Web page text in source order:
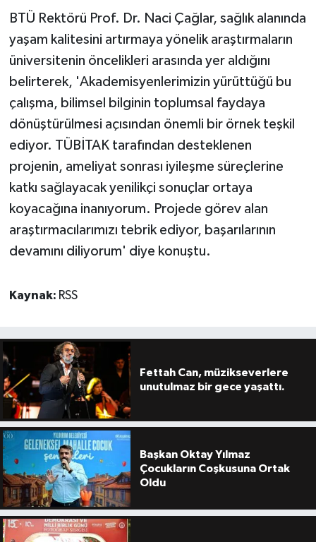
BTÜ Rektörü Prof. Dr. Naci Çağlar, sağlık alanında
yaşam kalitesini artırmaya yönelik araştırmaların
üniversitenin öncelikleri arasında yer aldığını
belirterek, 'Akademisyenlerimizin yürüttüğü bu
çalışma, bilimsel bilginin toplumsal faydaya
dönüştürülmesi açısından önemli bir örnek teşkil
ediyor. TÜBİTAK tarafından desteklenen
projenin, ameliyat sonrası iyileşme süreçlerine
katkı sağlayacak yenilikçi sonuçlar ortaya
koyacağına inanıyorum. Projede görev alan
araştırmacılarımızı tebrik ediyor, başarılarının
devamını diliyorum' diye konuştu.
Kaynak: RSS
Fettah Can, müzikseverlere
unutulmaz bir gece yaşattı.
Başkan Oktay Yılmaz
Çocukların Coşkusuna Ortak
Oldu